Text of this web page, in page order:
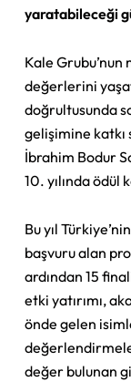
yaratabileceği
Kale Grubu’nun
değerlerini
doğrultusunda
gelişimine katkı
İbrahim Bodur
10. yılında ödül
Bu yıl
başvuru alan
ardından 15
etki yatırımı,
önde gelen
değer bulunan